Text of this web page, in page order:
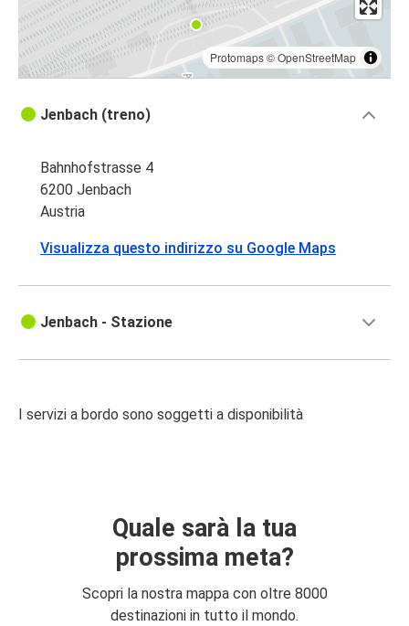
Protomaps©OpenStreetMap
Jenbach (treno)
Bahnhofstrasse 4
6200 Jenbach
Austria
Visualizza questo indirizzo su Google Maps
Jenbach - Stazione
I servizi a bordo sono soggetti a disponibilità
Quale sarà la tua
prossima meta?
Scopri la nostra mappa con oltre 8000
destinazioni in tutto il mondo.